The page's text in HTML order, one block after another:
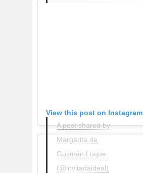
View this post on Instagram
A post shared by
Margarita de
Guzmán Luque
(@invitadaideal)